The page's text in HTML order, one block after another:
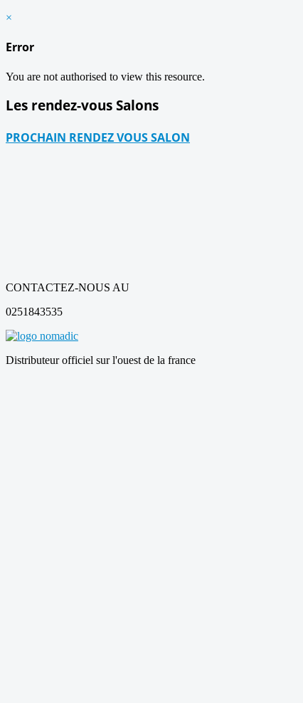
×
Error
You are not authorised to view this resource.
Les rendez-vous Salons
PROCHAIN RENDEZ VOUS SALON
CONTACTEZ-NOUS AU
0251843535
Distributeur officiel sur l'ouest de la france